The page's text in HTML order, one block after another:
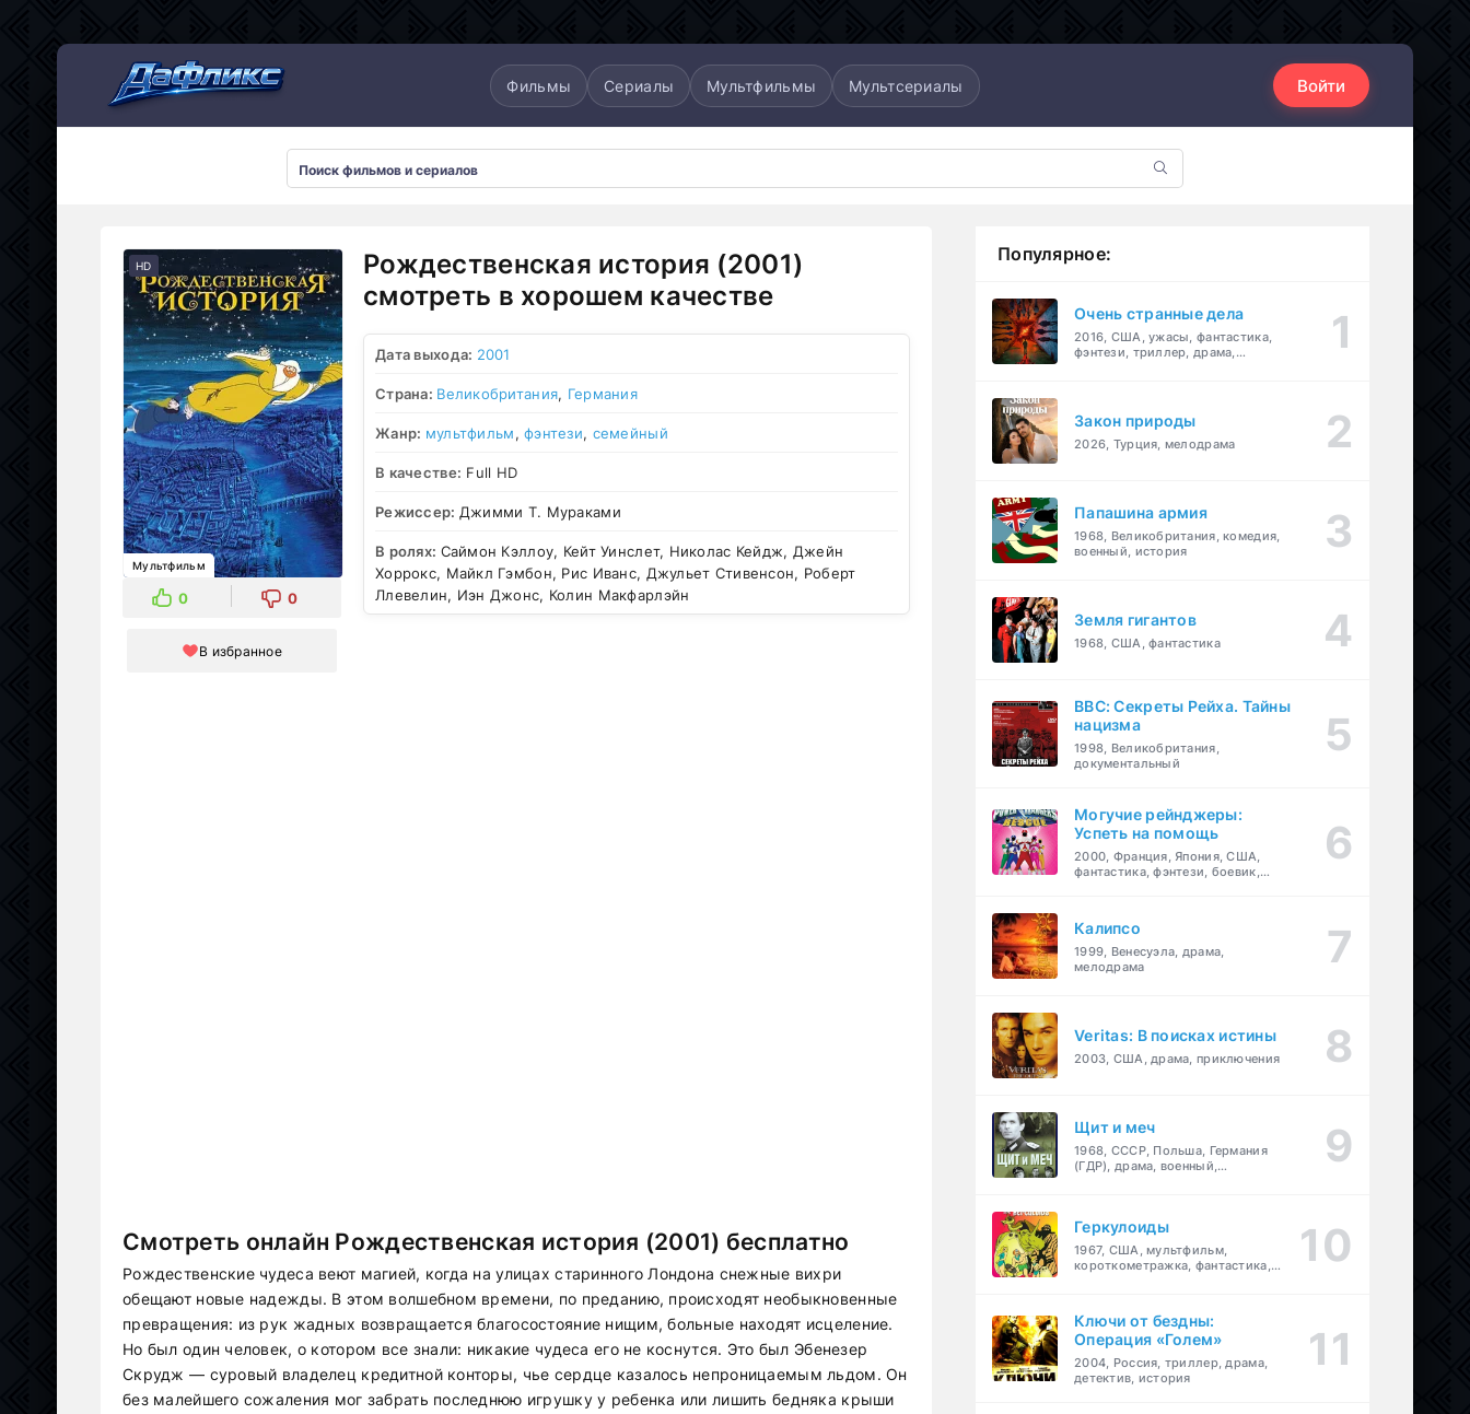
Фильмы Сериалы Мультфильмы Мультсериалы Войти
HD
Мультфильм
0 0
В избранное
Рождественская история (2001)
смотреть в хорошем качестве
Дата выхода: 2001
Страна: Великобритания, Германия
Жанр: мультфильм,фэнтези, семейный
В качестве: Full HD
Режиссер: Джимми Т. Мураками
В ролях: Саймон Кэллоу, Кейт Уинслет, Николас Кейдж, Джейн
Хоррокс, Майкл Гэмбон, Рис Иванс, Джульет Стивенсон, Роберт
Ллевелин, Иэн Джонс, Колин Макфарлэйн
Смотреть онлайн Рождественская история (2001) бесплатно
Рождественские чудеса веют магией, когда на улицах старинного Лондона снежные вихри
обещают новые надежды. В этом волшебном времени, по преданию, происходят необыкновенные
превращения: из рук жадных возвращается благосостояние нищим, больные находят исцеление.
Но был один человек, о котором все знали: никакие чудеса его не коснутся. Это был Эбенезер
Скрудж — суровый владелец кредитной конторы, чье сердце казалось непроницаемым льдом. Он
без малейшего сожаления мог забрать последнюю игрушку у ребенка или лишить бедняка крыши
Популярное:
Очень странные дела
2016, США, ужасы, фантастика,
фэнтези, триллер, драма,
Закон природы
2026, Турция, мелодрама
Папашина армия
1968, Великобритания, комедия,
военный, история
Земля гигантов
1968, США, фантастика
BBC: Секреты Рейха. Тайны
нацизма
1998, Великобритания,
документальный
Могучие рейнджеры:
Успеть на помощь
2000, Франция, Япония, США,
фантастика, фэнтези, боевик,
Калипсо
1999, Венесуэла, драма,
мелодрама
Veritas: В поисках истины
2003, США, драма, приключения
Щит и меч
1968, СССР, Польша, Германия
(ГДР), драма, военный,
Геркулоиды
1967, США, мультфильм,
короткометражка, фантастика,
Ключи от бездны:
Операция «Голем»
2004, Россия, триллер, драма,
детектив, история
Мультсериалы